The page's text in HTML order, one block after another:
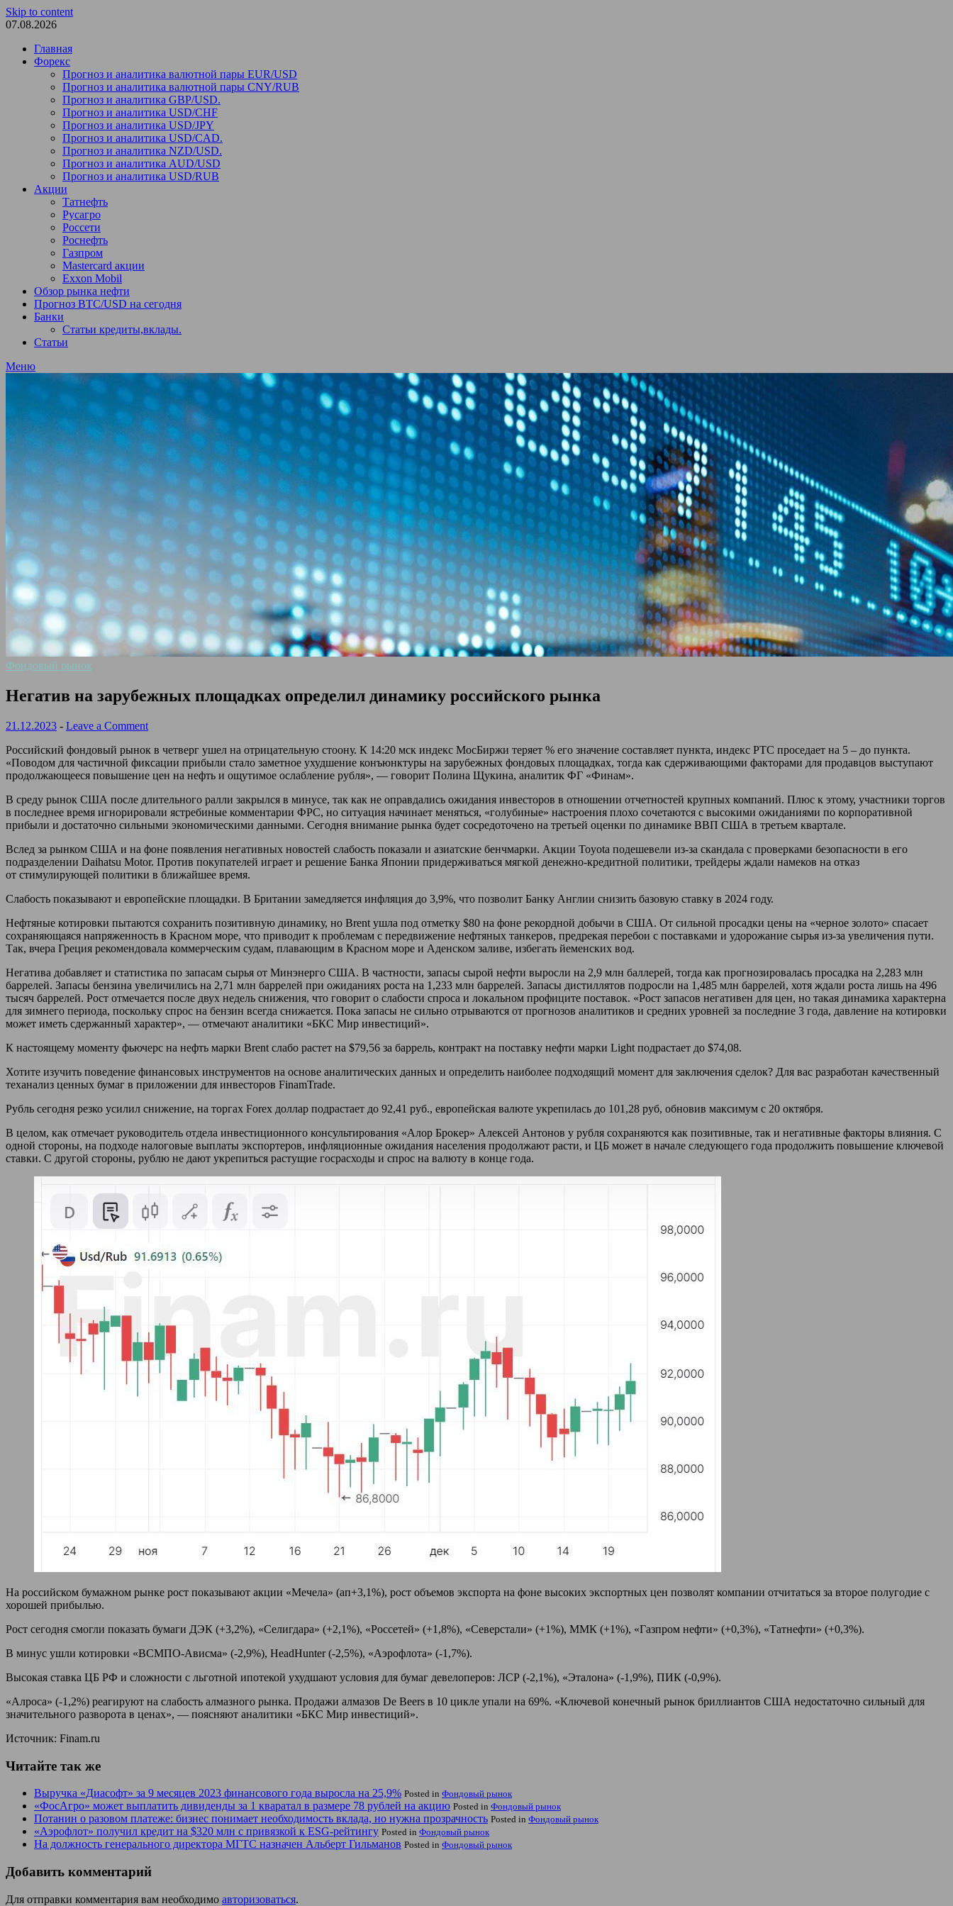
Skip to content
07.08.2026
Главная
Форекс
Прогноз и аналитика валютной пары EUR/USD
Прогноз и аналитика валютной пары CNY/RUB
Прогноз и аналитика GBP/USD.
Прогноз и аналитика USD/CHF
Прогноз и аналитика USD/JPY
Прогноз и аналитика USD/CAD.
Прогноз и аналитика NZD/USD.
Прогноз и аналитика AUD/USD
Прогноз и аналитика USD/RUB
Акции
Татнефть
Русагро
Россети
Роснефть
Газпром
Mastercard акции
Exxon Mobil
Обзор рынка нефти
Прогноз BTC/USD на сегодня
Банки
Статьи кредиты,вклады.
Статьи
Меню
Фондовый рынок
Негатив на зарубежных площадках определил динамику российского рынка
21.12.2023 - Leave a Comment
Российский фондовый рынок в четверг ушел на отрицательную стоону. К 14:20 мск индекс МосБиржи теряет % его значение составляет пункта, индекс РТС проседает на 5 – до пункта.
«Поводом для частичной фиксации прибыли стало заметное ухудшение конъюнктуры на зарубежных фондовых площадках, тогда как сдерживающими факторами для продавцов выступают
продолжающееся повышение цен на нефть и ощутимое ослабление рубля», — говорит Полина Щукина, аналитик ФГ «Финам».
В среду рынок США после длительного ралли закрылся в минусе, так как не оправдались ожидания инвесторов в отношении отчетностей крупных компаний. Плюс к этому, участники торгов
в последнее время игнорировали ястребиные комментарии ФРС, но ситуация начинает меняться, «голубиные» настроения плохо сочетаются с высокими ожиданиями по корпоративной
прибыли и достаточно сильными экономическими данными. Сегодня внимание рынка будет сосредоточено на третьей оценки по динамике ВВП США в третьем квартале.
Вслед за рынком США и на фоне появления негативных новостей слабость показали и азиатские бенчмарки. Акции Toyota подешевели из-за скандала с проверками безопасности в его
подразделении Daihatsu Motor. Против покупателей играет и решение Банка Японии придерживаться мягкой денежно-кредитной политики, трейдеры ждали намеков на отказ
от стимулирующей политики в ближайшее время.
Слабость показывают и европейские площадки. В Британии замедляется инфляция до 3,9%, что позволит Банку Англии снизить базовую ставку в 2024 году.
Нефтяные котировки пытаются сохранить позитивную динамику, но Brent ушла под отметку $80 на фоне рекордной добычи в США. От сильной просадки цены на «черное золото» спасает
сохраняющаяся напряженность в Красном море, что приводит к проблемам с передвижение нефтяных танкеров, предрекая перебои с поставками и удорожание сырья из-за увеличения пути.
Так, вчера Греция рекомендовала коммерческим судам, плавающим в Красном море и Аденском заливе, избегать йеменских вод.
Негатива добавляет и статистика по запасам сырья от Минэнерго США. В частности, запасы сырой нефти выросли на 2,9 млн баллерей, тогда как прогнозировалась просадка на 2,283 млн
баррелей. Запасы бензина увеличились на 2,71 млн баррелей при ожиданиях роста на 1,233 млн баррелей. Запасы дистиллятов подросли на 1,485 млн баррелей, хотя ждали роста лишь на 496
тысяч баррелей. Рост отмечается после двух недель снижения, что говорит о слабости спроса и локальном профиците поставок. «Рост запасов негативен для цен, но такая динамика характерна
для зимнего периода, поскольку спрос на бензин всегда снижается. Пока запасы не сильно отрываются от прогнозов аналитиков и средних уровней за последние 3 года, давление на котировки
может иметь сдержанный характер», — отмечают аналитики «БКС Мир инвестиций».
К настоящему моменту фьючерс на нефть марки Brent слабо растет на $79,56 за баррель, контракт на поставку нефти марки Light подрастает до $74,08.
Хотите изучить поведение финансовых инструментов на основе аналитических данных и определить наиболее подходящий момент для заключения сделок? Для вас разработан качественный
теханализ ценных бумаг в приложении для инвесторов FinamTrade.
Рубль сегодня резко усилил снижение, на торгах Forex доллар подрастает до 92,41 руб., европейская валюте укрепилась до 101,28 руб, обновив максимум с 20 октября.
В целом, как отмечает руководитель отдела инвестиционного консультирования «Алор Брокер» Алексей Антонов у рубля сохраняются как позитивные, так и негативные факторы влияния. С
одной стороны, на подходе налоговые выплаты экспортеров, инфляционные ожидания населения продолжают расти, и ЦБ может в начале следующего года продолжить повышение ключевой
ставки. С другой стороны, рублю не дают укрепиться растущие госрасходы и спрос на валюту в конце года.
На российском бумажном рынке рост показывают акции «Мечела» (ап+3,1%), рост объемов экспорта на фоне высоких экспортных цен позволят компании отчитаться за второе полугодие с
хорошей прибылью.
Рост сегодня смогли показать бумаги ДЭК (+3,2%), «Селигдара» (+2,1%), «Россетей» (+1,8%), «Северстали» (+1%), ММК (+1%), «Газпром нефти» (+0,3%), «Татнефти» (+0,3%).
В минус ушли котировки «ВСМПО-Ависма» (-2,9%), HeadHunter (-2,5%), «Аэрофлота» (-1,7%).
Высокая ставка ЦБ РФ и сложности с льготной ипотекой ухудшают условия для бумаг девелоперов: ЛСР (-2,1%), «Эталона» (-1,9%), ПИК (-0,9%).
«Алроса» (-1,2%) реагируют на слабость алмазного рынка. Продажи алмазов De Beers в 10 цикле упали на 69%. «Ключевой конечный рынок бриллиантов США недостаточно сильный для
значительного разворота в ценах», — поясняют аналитики «БКС Мир инвестиций».
Источник: Finam.ru
Читайте так же
Выручка «Диасофт» за 9 месяцев 2023 финансового года выросла на 25,9% Posted in Фондовый рынок
«ФосАгро» может выплатить дивиденды за 1 кваратал в размере 78 рублей на акцию Posted in Фондовый рынок
Потанин о разовом платеже: бизнес понимает необходимость вклада, но нужна прозрачность Posted in Фондовый рынок
«Аэрофлот» получил кредит на $320 млн с привязкой к ESG-рейтингу Posted in Фондовый рынок
На должность генерального директора МГТС назначен Альберт Гильманов Posted in Фондовый рынок
Добавить комментарий
Для отправки комментария вам необходимо авторизоваться.